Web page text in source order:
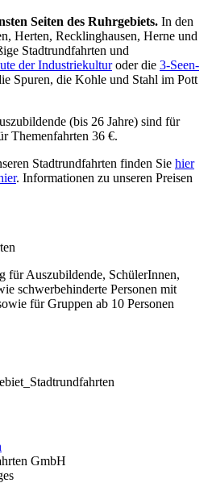
Seiten des Ruhrgebiets. In den
Herten, Recklinghausen, Herne und
Stadtrundfahrten und
der Industriekulturoder die 3-Seen-
Spuren, die Kohle und Stahl im Pott
(bis 26 Jahre) sind für
Themenfahrten 36 €.
Stadtrundfahrten finden Sie hier
. Informationen zu unseren Preisen
für Auszubildende, SchülerInnen,
schwerbehinderte Personen mit
für Gruppen ab 10 Personen
GmbH